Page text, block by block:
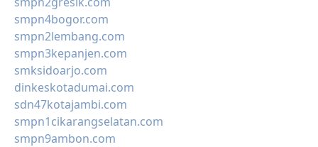
smpn4bogor.com
smpn2lembang.com
smpn3kepanjen.com
smksidoarjo.com
dinkeskotadumai.com
sdn47kotajambi.com
smpn1cikarangselatan.com
smpn9ambon.com